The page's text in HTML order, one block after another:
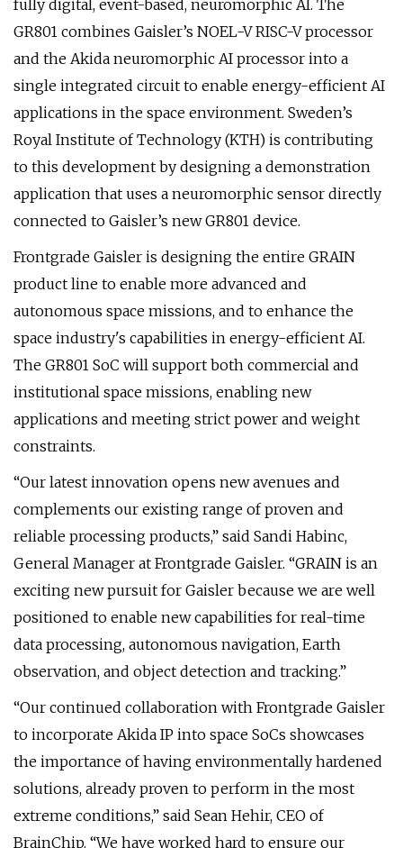
fully digital, event-based, neuromorphic AI. The
GR801 combines Gaisler’s NOEL-V RISC-V processor
and the Akida neuromorphic AI processor into a
single integrated circuit to enable energy-efficient AI
applications in the space environment. Sweden’s
Royal Institute of Technology (KTH) is contributing
to this development by designing a demonstration
application that uses a neuromorphic sensor directly
connected to Gaisler’s new GR801 device.
Frontgrade Gaisler is designing the entire GRAIN
product line to enable more advanced and
autonomous space missions, and to enhance the
space industry's capabilities in energy-efficient AI.
The GR801 SoC will support both commercial and
institutional space missions, enabling new
applications and meeting strict power and weight
constraints.
“Our latest innovation opens new avenues and
complements our existing range of proven and
reliable processing products,” said Sandi Habinc,
General Manager at Frontgrade Gaisler. “GRAIN is an
exciting new pursuit for Gaisler because we are well
positioned to enable new capabilities for real-time
data processing, autonomous navigation, Earth
observation, and object detection and tracking.”
“Our continued collaboration with Frontgrade Gaisler
to incorporate Akida IP into space SoCs showcases
the importance of having environmentally hardened
solutions, already proven to perform in the most
extreme conditions,” said Sean Hehir, CEO of
BrainChip. “We have worked hard to ensure our